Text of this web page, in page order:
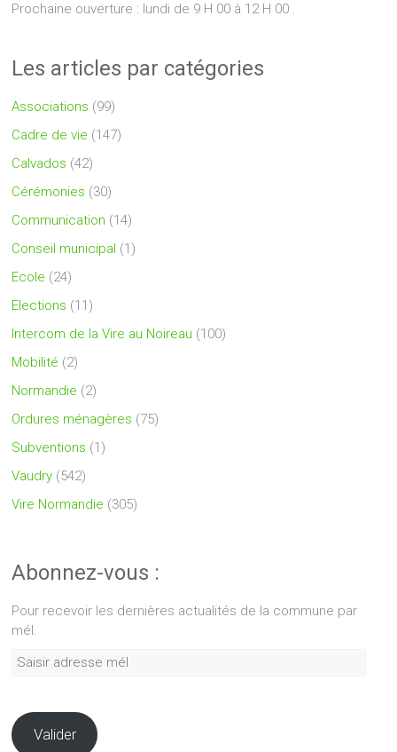
Prochaine ouverture : lundi de 9 H 00 à 12 H 00 .
Les articles par catégories
Associations (99)
Cadre de vie (147)
Calvados (42)
Cérémonies (30)
Communication (14)
Conseil municipal (1)
Ecole (24)
Elections (11)
Intercom de la Vire au Noireau (100)
Mobilité (2)
Normandie (2)
Ordures ménagères (75)
Subventions (1)
Vaudry (542)
Vire Normandie (305)
Abonnez-vous :
Pour recevoir les dernières actualités de la commune par
mél.
Saisir
Valider